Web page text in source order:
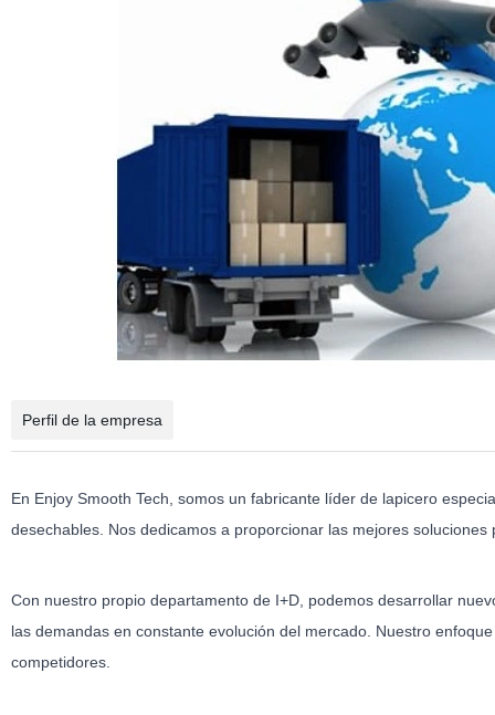
Perfil de la empresa
En Enjoy Smooth Tech, somos un fabricante líder de lapicero
desechables. Nos dedicamos a proporcionar las mejores soluciones
Con nuestro propio departamento de I+D, podemos desarrollar
las demandas en constante evolución del mercado. Nuestro
competidores.